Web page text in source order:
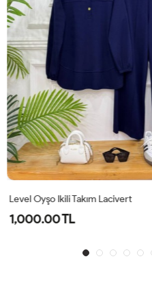
Level Oyşo Ikili Takım Lacivert
1,000.00 TL